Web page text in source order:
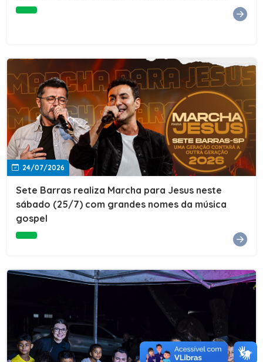
24/07/2026
Sete Barras realiza Marcha para Jesus neste
sábado (25/7) com grandes nomes da música
gospel